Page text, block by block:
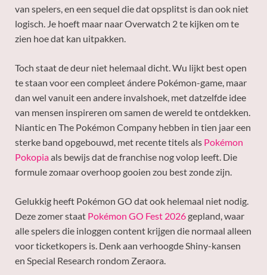
van spelers, en een sequel die dat opsplitst is dan ook niet
logisch. Je hoeft maar naar Overwatch 2 te kijken om te
zien hoe dat kan uitpakken.
Toch staat de deur niet helemaal dicht. Wu lijkt best open
te staan voor een compleet ándere Pokémon-game, maar
dan wel vanuit een andere invalshoek, met datzelfde idee
van mensen inspireren om samen de wereld te ontdekken.
Niantic en The Pokémon Company hebben in tien jaar een
sterke band opgebouwd, met recente titels als Pokémon
Pokopiaals bewijs dat de franchise nog volop leeft. Die
formule zomaar overhoop gooien zou best zonde zijn.
Gelukkig heeft Pokémon GO dat ook helemaal niet nodig.
Deze zomer staat Pokémon GO Fest 2026 gepland, waar
alle spelers die inloggen content krijgen die normaal alleen
voor ticketkopers is. Denk aan verhoogde Shiny-kansen
en Special Research rondom Zeraora.